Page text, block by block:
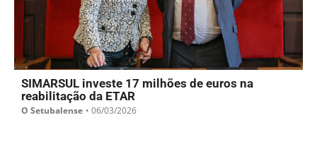
SIMARSUL investe 17 milhões de euros na
reabilitação da ETAR
O Setubalense • 06/03/2026